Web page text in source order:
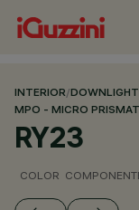
INTERIOR/
MPO - MICRO
RY23
COLOR